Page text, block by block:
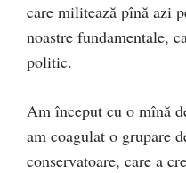
care militează pînă azi
noastre fundamentale,
politic.
Am început cu o mînă
am coagulat o grupare
conservatoare, care a